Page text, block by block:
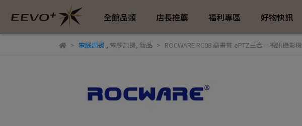
全館品類 店長推薦 福利專區 好物快訊
電腦周邊 , 電腦周邊, 新品 ROCWARE RC08 高畫質 ePTZ三合一視訊攝影機